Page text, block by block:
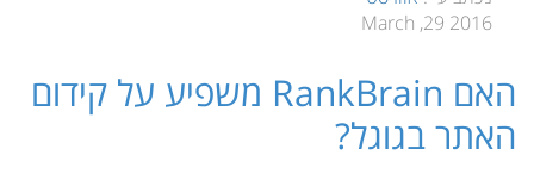
2016 29, March
האם RankBrain משפיע על קידום
האתר בגוגל?